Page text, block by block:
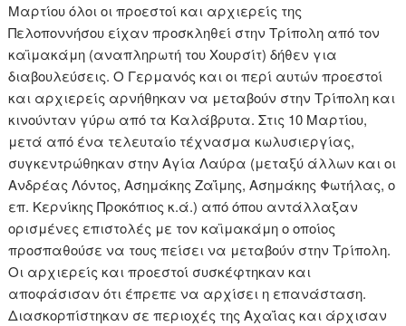
Μαρτίου όλοι οι προεστοί και αρχιερείς της
Πελοποννήσου είχαν προσκληθεί στην Τρίπολη από τον
καϊμακάμη (αναπληρωτή του Χουρσίτ) δήθεν για
διαβουλεύσεις. Ο Γερμανός και οι περί αυτών προεστοί
και αρχιερείς αρνήθηκαν να μεταβούν στην Τρίπολη και
κινούνταν γύρω από τα Καλάβρυτα. Στις 10 Μαρτίου,
μετά από ένα τελευταίο τέχνασμα κωλυσιεργίας,
συγκεντρώθηκαν στην Αγία Λαύρα (μεταξύ άλλων και οι
Ανδρέας Λόντος, Ασημάκης Ζαΐμης, Ασημάκης Φωτήλας, ο
επ. Κερνίκης Προκόπιος κ.ά.) από όπου αντάλλαξαν
ορισμένες επιστολές με τον καϊμακάμη ο οποίος
προσπαθούσε να τους πείσει να μεταβούν στην Τρίπολη.
Οι αρχιερείς και προεστοί συσκέφτηκαν και
αποφάσισαν ότι έπρεπε να αρχίσει η επανάσταση.
Διασκορπίστηκαν σε περιοχές της Αχαΐας και άρχισαν